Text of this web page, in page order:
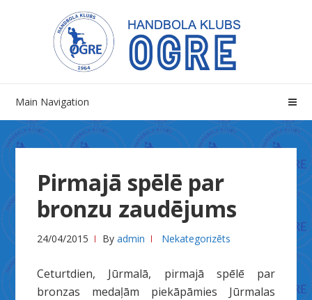
navigation
content
Main Navigation
Pirmajā spēlē par
bronzu zaudējums
24/04/2015 Byadmin Nekategorizēts
Ceturtdien, Jūrmalā, pirmajā spēlē par
bronzas medaļām piekāpāmies Jūrmalas